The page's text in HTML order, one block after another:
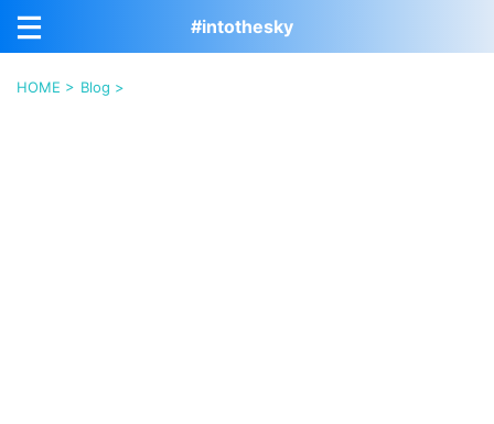
#intothesky
HOME > Blog >